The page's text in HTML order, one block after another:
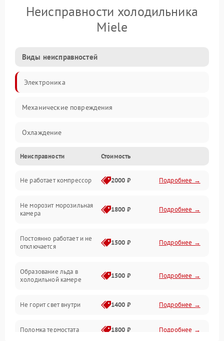
Неисправности холодильника
Miele
Виды неисправностей
Электроника
Механические повреждения
Охлаждение
Механика
Электропитание
Дренаж
Неисправности Стоимость
Не работает компрессор 2000 ₽ Подробнее →
Не морозит морозильная
камера
1800 ₽ Подробнее →
Постоянно работает и не
отключается
1500 ₽ Подробнее →
Образование льда в
холодильной камере
1500 ₽ Подробнее →
Не горит свет внутри 1400 ₽ Подробнее →
Поломка термостата 1800 ₽ Подробнее →